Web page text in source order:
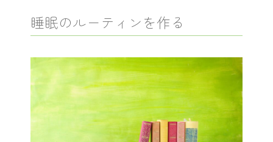
睡眠のルーティンを作る